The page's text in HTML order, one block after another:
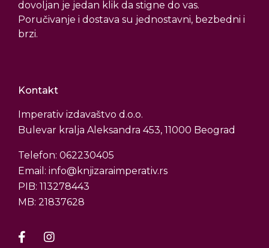
dovoljan je jedan klik da stigne do vas.
Poručivanje i dostava su jednostavni, bezbedni i
brzi.
Kontakt
Imperativ izdavaštvo d.o.o.
Bulevar kralja Aleksandra 453, 11000 Beograd
Telefon: 062230405
Email: info@knjizaraimperativ.rs
PIB: 113278443
MB: 21837628